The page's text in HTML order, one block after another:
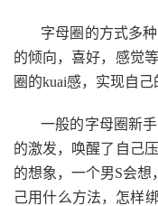
字母圈的方式多
的倾向，喜好，感觉
圈的kuai感，实现自
一般的字母圈新
的激发，唤醒了自己
的想象，一个男S会
己用什么方法，怎样